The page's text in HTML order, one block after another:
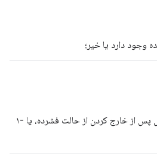
وجود دارد یا خیر؛
تعداد بایت‌های کل فایل پس از خارج کردن از حالت فشرده، یا -۱